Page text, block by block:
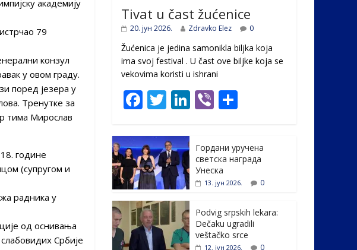
академију
79
конзул
у овом граду.
поред језера у
Тренутке за
тима Мирослав
године
(супругом и
радника у
од оснивања
Србије
Tivat u čast žućenice
20. јун 2026. Zdravko Elez 0
Žućenica je jedina samonikla biljka koja
ima svoj festival . U čast ovе biljke koja se
vekovima koristi u ishrani
F
e
b
o
o
k
T
itt
er
Li
e
dI
n
Vi
e
Гордани уручена
светска награда
Унеска
13. јун 2026. 0
Podvig srpskih lekara:
Dečaku ugradili
veštačko srce
12. јун 2026. 0